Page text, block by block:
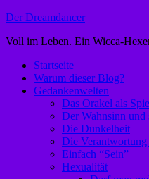
Zum
springen
Der Dreamdancer
Voll im Leben. Ein Wicca-
Startseite
Warum dieser Blog?
Gedankenwelten
Das Orakel als
Der Wahnsinn und
Die Dunkelheit
Die Verantwortung
Einfach “Sein”
Hexualität